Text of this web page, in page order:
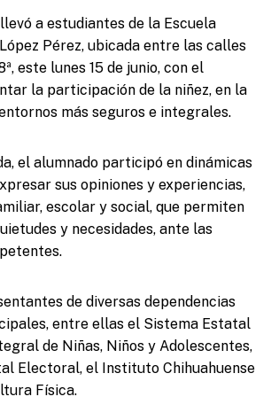
a estudiantes de la Escuela
Pérez, ubicada entre las calles
este lunes 15 de junio, con el
la participación de la niñez, en la
más seguros e integrales.
el alumnado participó en dinámicas
sus opiniones y experiencias,
escolar y social, que permiten
y necesidades, ante las
de diversas dependencias
entre ellas el Sistema Estatal
de Niñas, Niños y Adolescentes,
Electoral, el Instituto Chihuahuense
Física.